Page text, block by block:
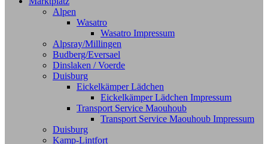
Alpen
Wasatro
Wasatro Impressum
Alpsray/Millingen
Budberg/Eversael
Dinslaken / Voerde
Duisburg
Eickelkämper Lädchen
Eickelkämper Lädchen Impressum
Transport Service Maouhoub
Transport Service Maouhoub Impressum
Duisburg
Kamp-Lintfort